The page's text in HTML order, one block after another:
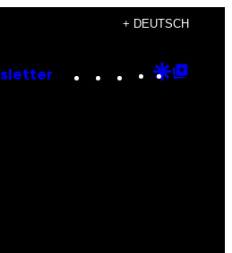
+ DEUTSCH
Instagram
TikTok
YouTube
Google